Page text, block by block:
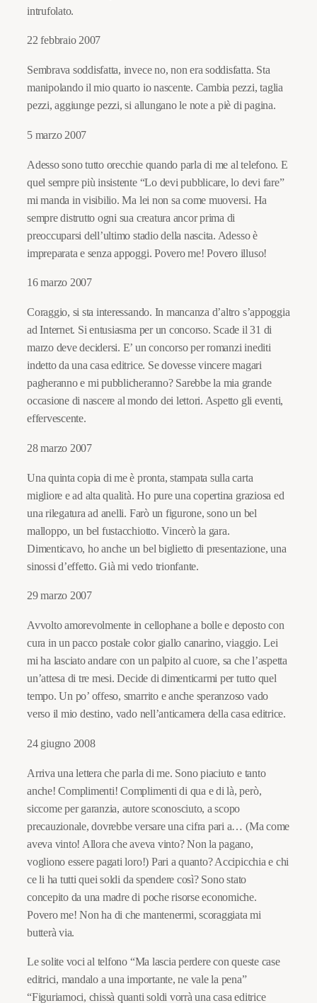
intrufolato.
22 febbraio 2007
Sembrava soddisfatta, invece no, non era soddisfatta. Sta
manipolando il mio quarto io nascente. Cambia pezzi, taglia
pezzi, aggiunge pezzi, si allungano le note a piè di pagina.
5 marzo 2007
Adesso sono tutto orecchie quando parla di me al telefono. E
quel sempre più insistente “Lo devi pubblicare, lo devi fare”
mi manda in visibilio. Ma lei non sa come muoversi. Ha
sempre distrutto ogni sua creatura ancor prima di
preoccuparsi dell’ultimo stadio della nascita. Adesso è
impreparata e senza appoggi. Povero me! Povero illuso!
16 marzo 2007
Coraggio, si sta interessando. In mancanza d’altro s’appoggia
ad Internet. Si entusiasma per un concorso. Scade il 31 di
marzo deve decidersi. E’ un concorso per romanzi inediti
indetto da una casa editrice. Se dovesse vincere magari
pagheranno e mi pubblicheranno? Sarebbe la mia grande
occasione di nascere al mondo dei lettori. Aspetto gli eventi,
effervescente.
28 marzo 2007
Una quinta copia di me è pronta, stampata sulla carta
migliore e ad alta qualità. Ho pure una copertina graziosa ed
una rilegatura ad anelli. Farò un figurone, sono un bel
malloppo, un bel fustacchiotto. Vincerò la gara.
Dimenticavo, ho anche un bel biglietto di presentazione, una
sinossi d’effetto. Già mi vedo trionfante.
29 marzo 2007
Avvolto amorevolmente in cellophane a bolle e deposto con
cura in un pacco postale color giallo canarino, viaggio. Lei
mi ha lasciato andare con un palpito al cuore, sa che l’aspetta
un’attesa di tre mesi. Decide di dimenticarmi per tutto quel
tempo. Un po’ offeso, smarrito e anche speranzoso vado
verso il mio destino, vado nell’anticamera della casa editrice.
24 giugno 2008
Arriva una lettera che parla di me. Sono piaciuto e tanto
anche! Complimenti! Complimenti di qua e di là, però,
siccome per garanzia, autore sconosciuto, a scopo
precauzionale, dovrebbe versare una cifra pari a… (Ma come
aveva vinto! Allora che aveva vinto? Non la pagano,
vogliono essere pagati loro!) Pari a quanto? Accipicchia e chi
ce li ha tutti quei soldi da spendere così? Sono stato
concepito da una madre di poche risorse economiche.
Povero me! Non ha di che mantenermi, scoraggiata mi
butterà via.
Le solite voci al telfono “Ma lascia perdere con queste case
editrici, mandalo a una importante, ne vale la pena”
“Figuriamoci, chissà quanti soldi vorrà una casa editrice